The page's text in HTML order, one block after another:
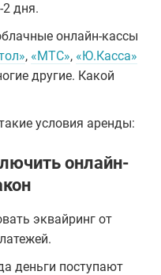
дня.
онлайн-кассы
, «МТС», «Ю.Касса»
другие. Какой
условия аренды:
онлайн-
эквайринг от
деньги поступают